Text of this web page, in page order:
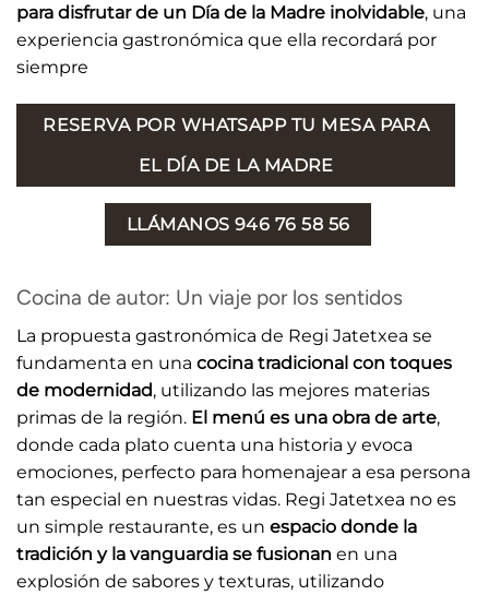
para disfrutar de un Día de la Madre inolvidable, una
experiencia gastronómica que ella recordará por
siempre
RESERVA POR WHATSAPP TU MESA PARA
EL DÍA DE LA MADRE
LLÁMANOS 946 76 58 56
Cocina de autor: Un viaje por los sentidos
La propuesta gastronómica de Regi Jatetxea se
fundamenta en una cocina tradicional con toques
de modernidad, utilizando las mejores materias
primas de la región. El menú es una obra de arte,
donde cada plato cuenta una historia y evoca
emociones, perfecto para homenajear a esa persona
tan especial en nuestras vidas. Regi Jatetxea no es
un simple restaurante, es un espacio donde la
tradición y la vanguardia se fusionan en una
explosión de sabores y texturas, utilizando